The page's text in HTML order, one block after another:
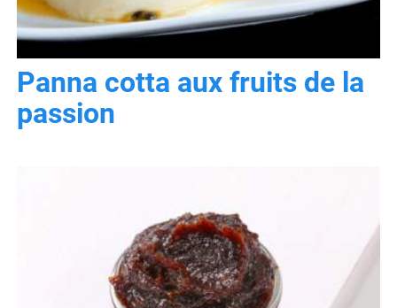
Panna cotta aux fruits de la
passion